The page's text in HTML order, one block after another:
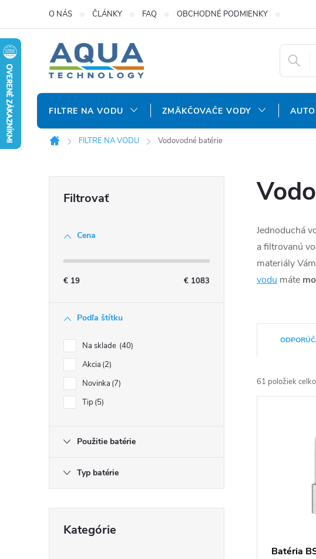
obsah
O NÁS ČLÁNKY FAQ OBCHODNÉ PODMIENKY
FILTRE NA VODU ZMÄKČOVAČE VODY
Domov
FILTRE NA VODU Vodovodné batérie
Cena
€ 19 € 1083
Podľa štítku
Na sklade 40
Akcia 2
Novinka 7
Tip 5
Použitie batérie
Typ batérie
kategórie
Kategórie
Jednoduchá
a filtrovanú
materiály
vodu máte
a
d
61 položiek
Batéria